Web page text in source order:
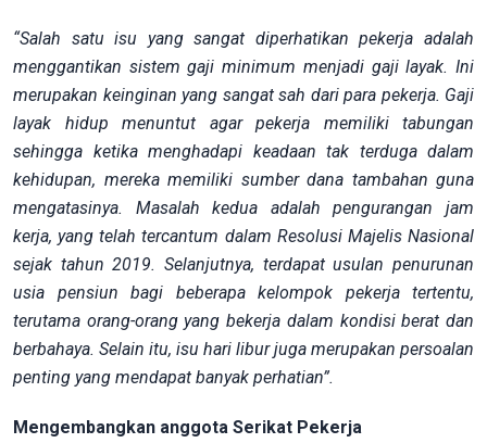
“Salah satu isu yang sangat diperhatikan pekerja adalah
menggantikan sistem gaji minimum menjadi gaji layak. Ini
merupakan keinginan yang sangat sah dari para pekerja. Gaji
layak hidup menuntut agar pekerja memiliki tabungan
sehingga ketika menghadapi keadaan tak terduga dalam
kehidupan, mereka memiliki sumber dana tambahan guna
mengatasinya. Masalah kedua adalah pengurangan jam
kerja, yang telah tercantum dalam Resolusi Majelis Nasional
sejak tahun 2019. Selanjutnya, terdapat usulan penurunan
usia pensiun bagi beberapa kelompok pekerja tertentu,
terutama orang-orang yang bekerja dalam kondisi berat dan
berbahaya. Selain itu, isu hari libur juga merupakan persoalan
penting yang mendapat banyak perhatian”.
Mengembangkan anggota Serikat Pekerja